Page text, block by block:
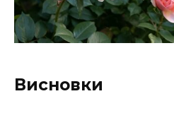
Висновки